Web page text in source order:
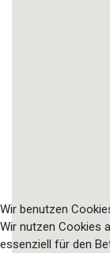
Wir benutzen
Wir nutzen Cookies
essenziell für den